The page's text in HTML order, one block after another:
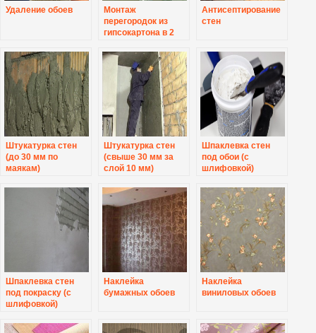
Удаление обоев
Монтаж
перегородок из
гипсокартона в 2
Антисептирование
стен
Штукатурка стен
(до 30 мм по
маякам)
Штукатурка стен
(свыше 30 мм за
слой 10 мм)
Шпаклевка стен
под обои (с
шлифовкой)
Шпаклевка стен
под покраску (с
шлифовкой)
Наклейка
бумажных обоев
Наклейка
виниловых обоев